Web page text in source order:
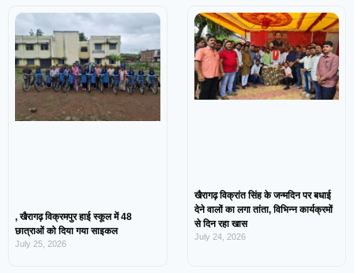
, खैरागढ़ विक्रमपुर हाई स्कूल में 48
छात्राओं को दिया गया साइकल
July 25, 2026
खैरागढ़ विक्रांत सिंह के जन्मदिन पर बधाई
देने वालों का लगा तांता, विभिन्न कार्यक्रमों
से दिन रहा खास
July 24, 2026